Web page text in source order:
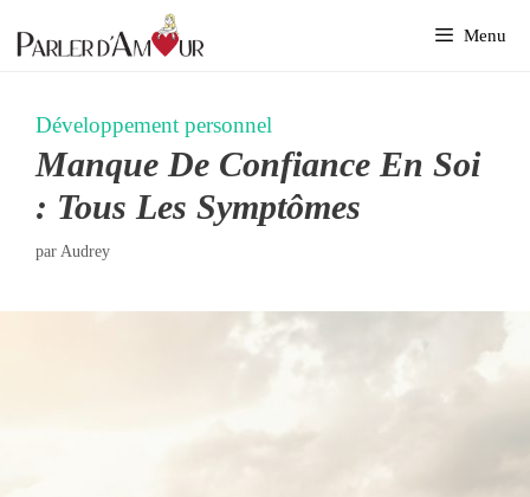
au
Menu
Développement personnel
Manque De Confiance En Soi
: Tous Les Symptômes
par Audrey